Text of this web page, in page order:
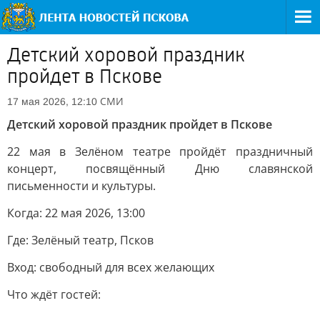
Детский хоровой праздник
пройдет в Пскове
17 мая 2026, 12:10 СМИ
Детский хоровой праздник пройдет в Пскове
22 мая в Зелёном театре пройдёт праздничный
концерт, посвящённый Дню славянской
письменности и культуры.
Когда: 22 мая 2026, 13:00
Где: Зелёный театр, Псков
Вход: свободный для всех желающих
Что ждёт гостей: